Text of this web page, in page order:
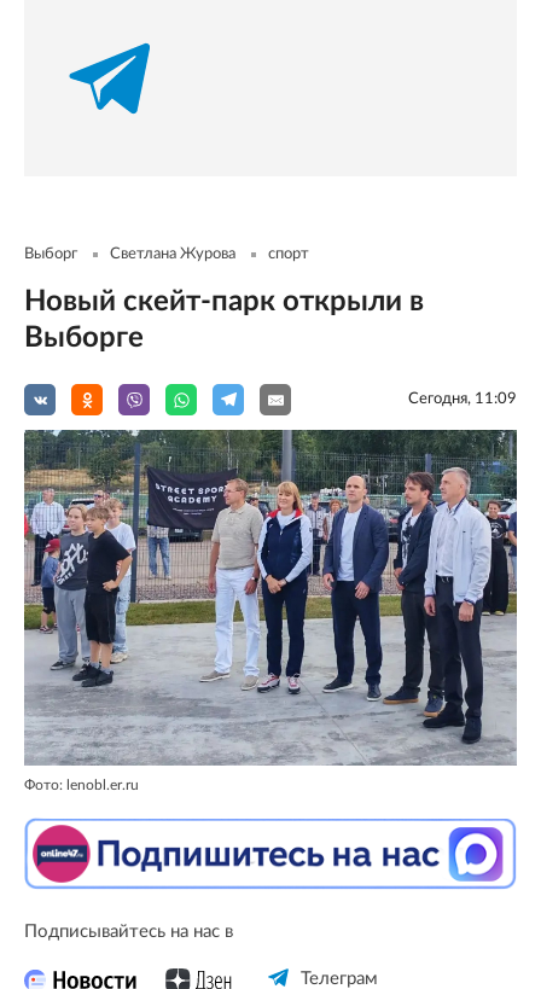
Выборг Светлана Журова спорт
Новый скейт-парк открыли в
Выборге
Сегодня, 11:09
Фото: lenobl.er.ru
Подписывайтесь на нас в
Телеграм